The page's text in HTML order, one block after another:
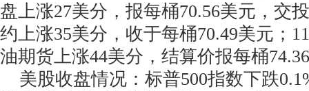
盘上涨27美分，报每桶70.56美元，交
约上涨35美分，收于每桶70.49美元；
油期货上涨44美分，结算价报每桶
美股收盘情况：标普500指数下跌